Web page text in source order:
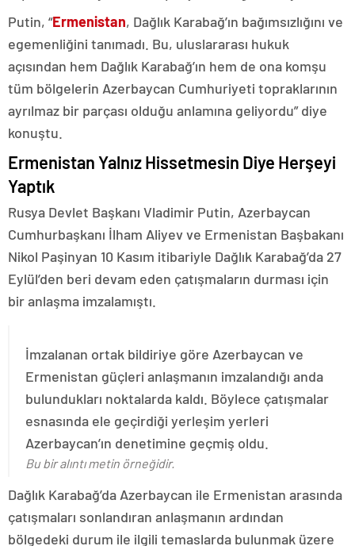
Putin, “Ermenistan, Dağlık Karabağ’ın bağımsızlığını ve
egemenliğini tanımadı. Bu, uluslararası hukuk
açısından hem Dağlık Karabağ’ın hem de ona komşu
tüm bölgelerin Azerbaycan Cumhuriyeti topraklarının
ayrılmaz bir parçası olduğu anlamına geliyordu” diye
konuştu.
Ermenistan Yalnız Hissetmesin Diye Herşeyi
Yaptık
Rusya Devlet Başkanı Vladimir Putin, Azerbaycan
Cumhurbaşkanı İlham Aliyev ve Ermenistan Başbakanı
Nikol Paşinyan 10 Kasım itibariyle Dağlık Karabağ’da 27
Eylül’den beri devam eden çatışmaların durması için
bir anlaşma imzalamıştı.
İmzalanan ortak bildiriye göre Azerbaycan ve
Ermenistan güçleri anlaşmanın imzalandığı anda
bulundukları noktalarda kaldı. Böylece çatışmalar
esnasında ele geçirdiği yerleşim yerleri
Azerbaycan’ın denetimine geçmiş oldu.
Bu bir alıntı metin örneğidir.
Dağlık Karabağ’da Azerbaycan ile Ermenistan arasında
çatışmaları sonlandıran anlaşmanın ardından
bölgedeki durum ile ilgili temaslarda bulunmak üzere